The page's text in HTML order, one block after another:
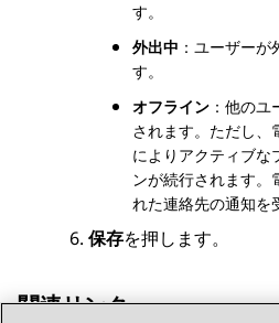
す。
外出中 ：ユーザー
す。
オフライン ：他の
されます。ただし、
によりアクティブな
ンが続行されます。
れた連絡先の通知を
保存を押します。
関連リンク